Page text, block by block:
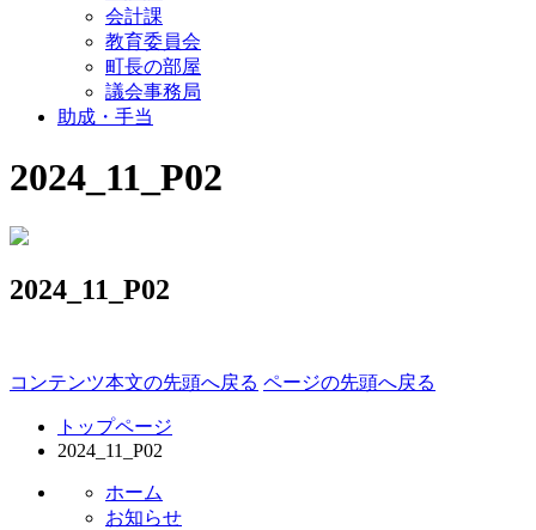
会計課
教育委員会
町長の部屋
議会事務局
助成・手当
2024_11_P02
2024_11_P02
コンテンツ本文の先頭へ戻る ページの先頭へ戻る
トップページ
2024_11_P02
ホーム
お知らせ